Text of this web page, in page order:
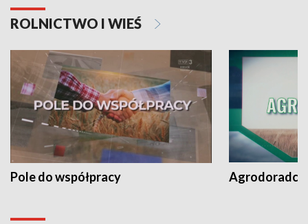
ROLNICTWO I WIEŚ
Pole do współpracy Agrodoradcy